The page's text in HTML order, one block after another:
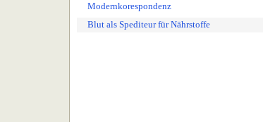
Modernkorespondenz
Blut als Spediteur für Nährstoffe